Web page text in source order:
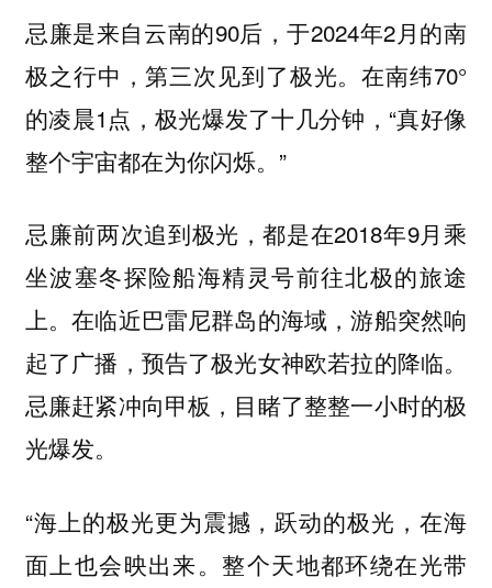
忌廉是来自云南的90后，于2024年2月的南
极之行中，第三次见到了极光。在南纬70°
的凌晨1点，极光爆发了十几分钟，“真好像
整个宇宙都在为你闪烁。”
忌廉前两次追到极光，都是在2018年9月乘
坐波塞冬探险船海精灵号前往北极的旅途
上。在临近巴雷尼群岛的海域，游船突然响
起了广播，预告了极光女神欧若拉的降临。
忌廉赶紧冲向甲板，目睹了整整一小时的极
光爆发。
“海上的极光更为震撼，跃动的极光，在海
面上也会映出来。整个天地都环绕在光带